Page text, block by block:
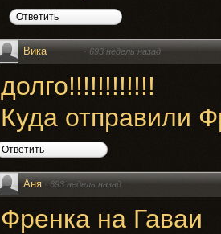
Ответить
Вика · 693 недель назад
долго!!!!!!!!!!!!
Куда отправили
Ответить
Аня ·693 недель назад
Френка на Гаваи